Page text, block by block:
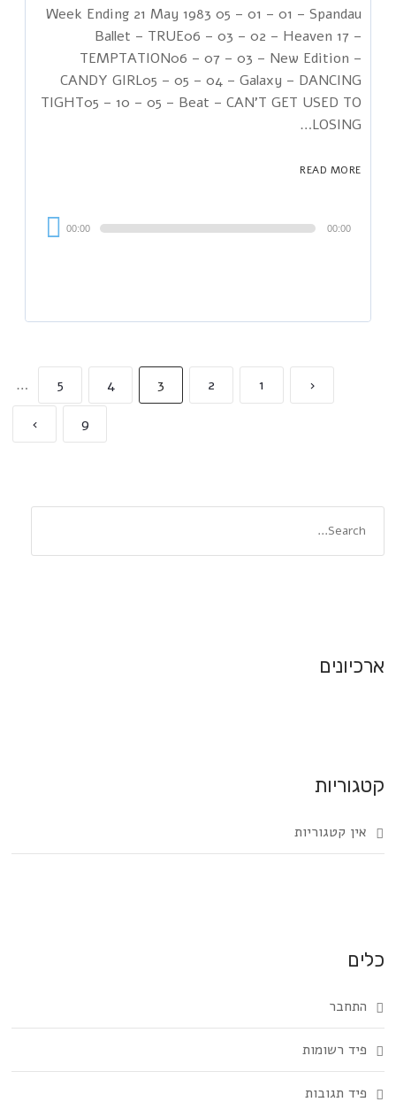
Week Ending 21 May 1983 05 – 01 – 01 – Spandau
Ballet – TRUE06 – 03 – 02 – Heaven 17 –
TEMPTATION06 – 07 – 03 – New Edition –
CANDY GIRL05 – 05 – 04 – Galaxy – DANCING
TIGHT05 – 10 – 05 – Beat – CAN'T GET USED TO
LOSING…
READ MORE
00:00 00:00
‹
1
2
3
4
5
…
9
›
ארכיונים
קטגוריות
אין קטגוריות
כלים
התחבר
פיד רשומות
פיד תגובות